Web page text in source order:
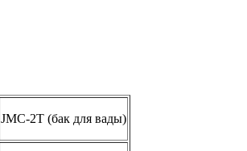
JMC-2T (бак для вады)